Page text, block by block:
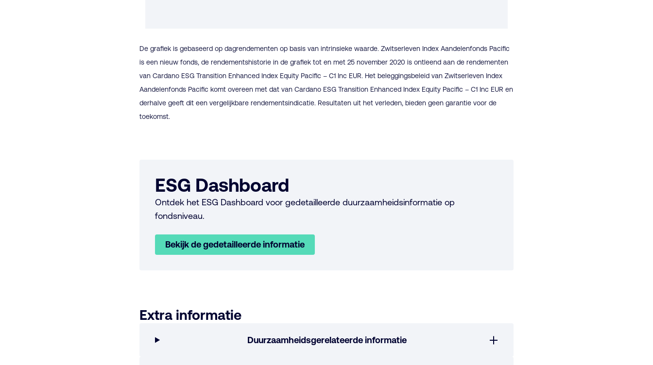
De grafiek is gebaseerd op dagrendementen op basis van intrinsieke waarde. Zwitserleven Index Aandelenfonds Pacific
is een nieuw fonds, de rendementshistorie in de grafiek tot en met 25 november 2020 is ontleend aan de rendementen
van Cardano ESG Transition Enhanced Index Equity Pacific – C1 Inc EUR. Het beleggingsbeleid van Zwitserleven Index
Aandelenfonds Pacific komt overeen met dat van Cardano ESG Transition Enhanced Index Equity Pacific – C1 Inc EUR en
derhalve geeft dit een vergelijkbare rendementsindicatie. Resultaten uit het verleden, bieden geen garantie voor de
toekomst.
ESG Dashboard
Ontdek het ESG Dashboard voor gedetailleerde duurzaamheidsinformatie op
fondsniveau.
Bekijk de gedetailleerde informatie
Extra informatie
Duurzaamheidsgerelateerde informatie